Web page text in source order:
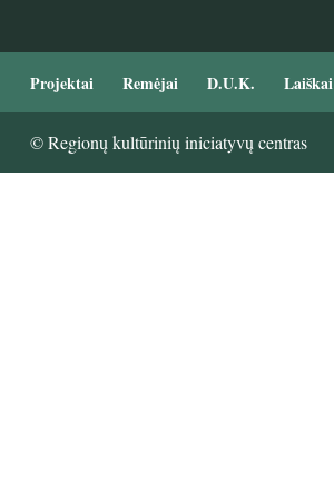
Projektai Remėjai D.U.K. Laiškai
© Regionų kultūrinių iniciatyvų centras